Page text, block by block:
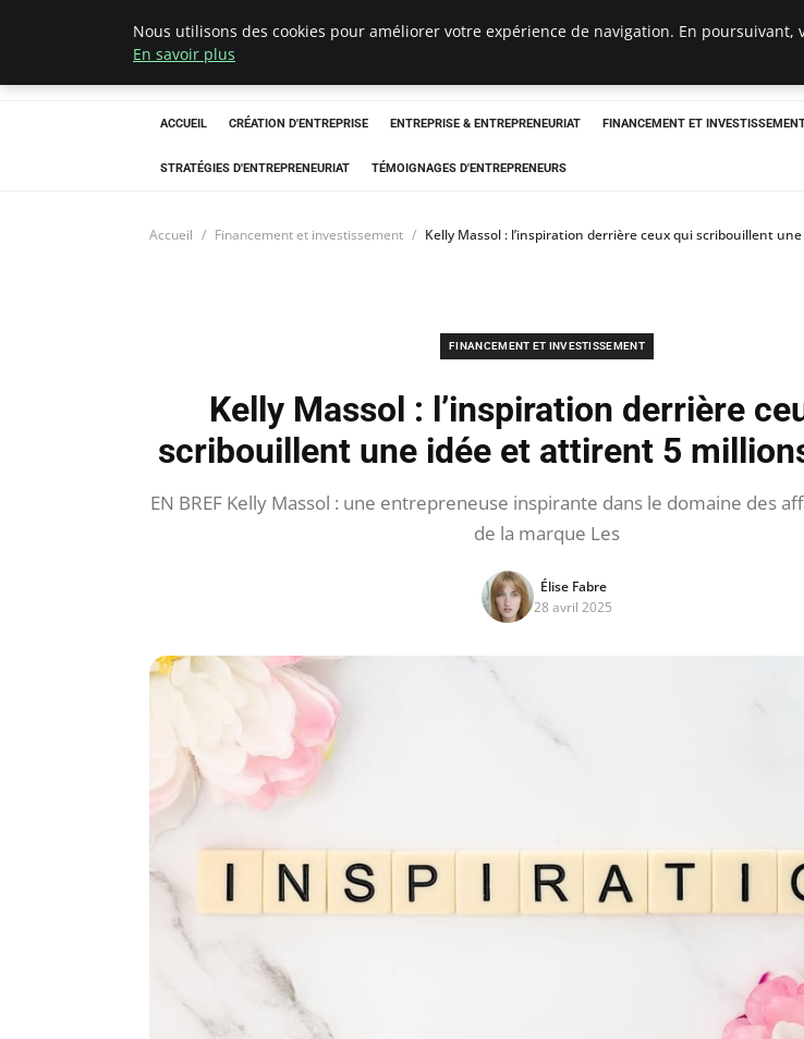
LECFCM
ACCUEIL CRÉATION D'ENTREPRISE ENTREPRISE & ENTREPRENEURIAT FINANCEMENT ET
STRATÉGIES D'ENTREPRENEURIAT TÉMOIGNAGES D'ENTREPRENEURS
Accueil Financement et investissement Kelly Massol : l’inspiration derrière ceux qui scribouillent
FINANCEMENT ET INVESTISSEMENT
Kelly Massol : l’inspiration derrière
scribouillent une idée et attirent 5
EN BREF Kelly Massol : une entrepreneuse inspirante dans le domaine des
de la marque Les
Élise Fabre
28 avril 2025
Nous utilisons des cookies pour améliorer votre expérience de navigation. En
En savoir plus